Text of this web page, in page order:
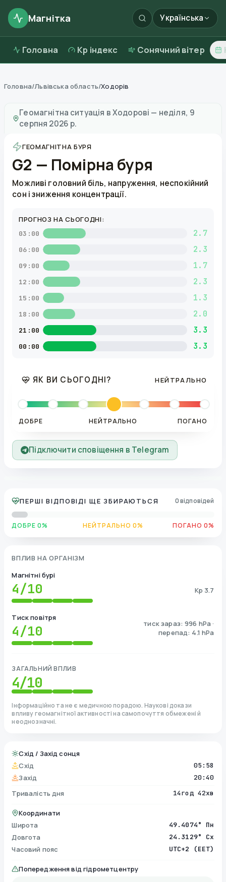
Магнітка Українська
Головна Kp індекс Сонячний вітер
Головна/Львівська область/Ходорів
Геомагнітна ситуація вХодорові — неділя, 9
серпня 2026 р.
ГЕОМАГНІТНА БУРЯ
G2 — Помірна буря
Можливі головний біль, напруження, неспокійний
сон і зниження концентрації.
ПРОГНОЗ НА СЬОГОДНІ:
03:00 2.7
06:00 2.3
09:00 1.7
12:00 2.3
15:00 1.3
18:00 2.0
21:00 3.3
00:00 3.3
ЯК ВИ СЬОГОДНІ? НЕЙТРАЛЬНО
ДОБРЕ НЕЙТРАЛЬНО ПОГАНО
Підключити сповіщення в Telegram
ПЕРШІ ВІДПОВІДІ ЩЕ ЗБИРАЮТЬСЯ 0 відповідей
ДОБРЕ 0% НЕЙТРАЛЬНО 0% ПОГАНО 0%
ВПЛИВ НА ОРГАНІЗМ
Магнітні бурі
4/10 Kp 3.7
Тиск повітря
4/10
тиск зараз: 996 hPa ·
перепад: 4.1 hPa
ЗАГАЛЬНИЙ ВПЛИВ
4/10
Інформаційно та не є медичною порадою. Наукові докази
впливу геомагнітної активності на самопочуття обмежені й
неоднозначні.
Схід / Захід сонця
Схід
05:58
Захід 20:40
Тривалість дня 14год 42хв
Координати
Широта
49.4074° Пн
Довгота 24.3129° Сх
Часовий пояс UTC+2 (EET)
Попередження від гідрометцентру